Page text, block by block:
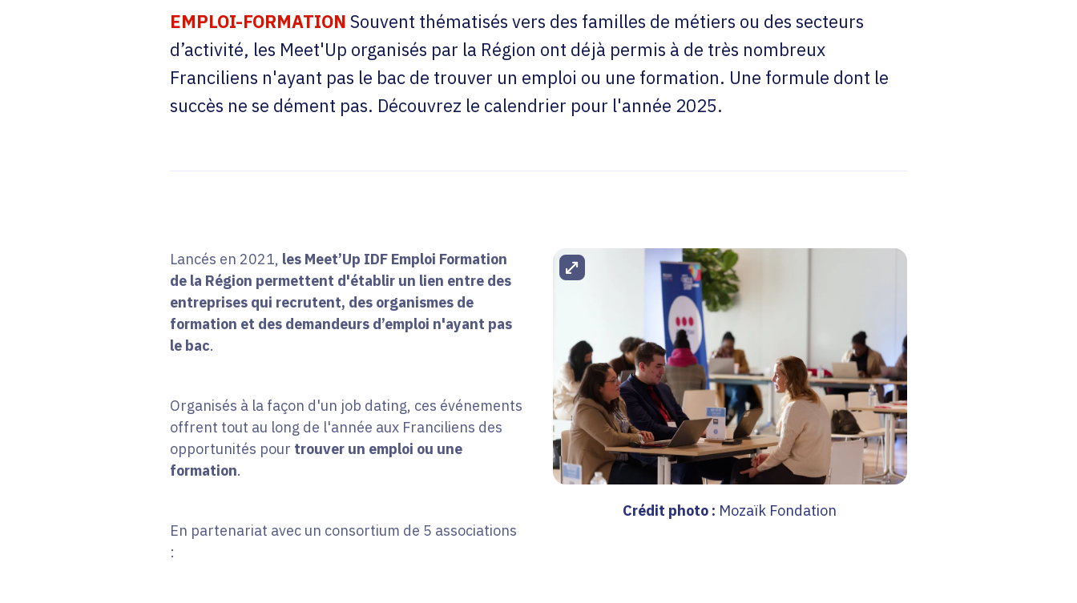
EMPLOI-FORMATION Souvent thématisés vers des familles de métiers ou des secteurs
d’activité, les Meet'Up organisés par la Région ont déjà permis à de très nombreux
Franciliens n'ayant pas le bac de trouver un emploi ou une formation. Une formule dont le
succès ne se dément pas. Découvrez le calendrier pour l'année 2025.
Lancés en 2021, les Meet’Up IDF Emploi Formation
de la Région permettent d'établir un lien entre des
entreprises qui recrutent, des organismes de
formation et des demandeurs d’emploi n'ayant pas
le bac.
Organisés à la façon d'un job dating, ces événements
offrent tout au long de l'année aux Franciliens des
opportunités pour trouver un emploi ou une
formation.
En partenariat avec un consortium de 5 associations
:
Agrandir l'image
Crédit photo : Mozaïk Fondation